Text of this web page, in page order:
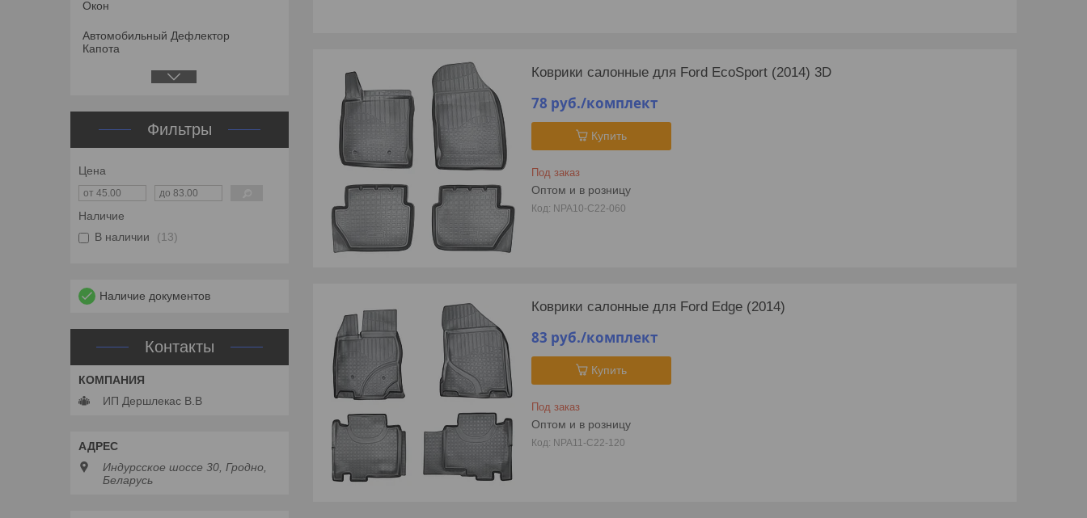
Коврики салонные для Ford EcoSport (2014) 3D
78 руб./комплект
Купить
Под заказ
Оптом и в розницу
NPA10-C22-060
Коврики салонные для Ford Edge (2014)
83 руб./комплект
Купить
Под заказ
Оптом и в розницу
NPA11-C22-120
Окон
Автомобильный Дефлектор
Капота
Фильтры
Цена
Наличие
В наличии
13
Наличие документов
Контакты
ИП Дершлекас В.В
Индурсское шоссе 30, Гродно,
Беларусь